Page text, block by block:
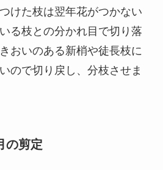
けた枝は翌年花がつかない
る枝との分かれ目で切り落
おいのある新梢や徒長枝に
ので切り戻し、分枝させま
の剪定